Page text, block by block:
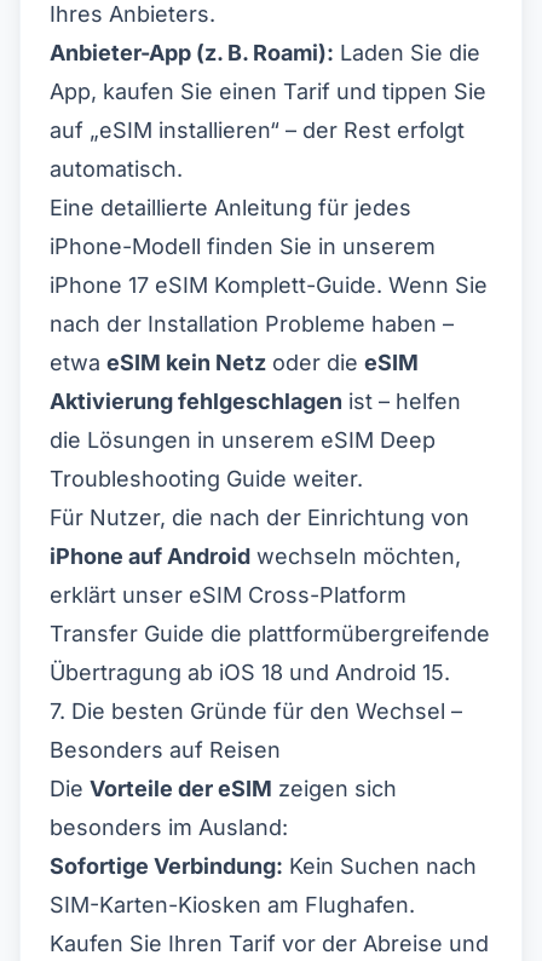
Ihres Anbieters.
Anbieter-App (z. B. Roami): Laden Sie die
App, kaufen Sie einen Tarif und tippen Sie
auf „eSIM installieren“ – der Rest erfolgt
automatisch.
Eine detaillierte Anleitung für jedes
iPhone-Modell finden Sie in unserem
iPhone 17 eSIM Komplett-Guide. Wenn Sie
nach der Installation Probleme haben –
etwa eSIM kein Netz oder die eSIM
Aktivierung fehlgeschlagen ist – helfen
die Lösungen in unserem eSIM Deep
Troubleshooting Guide weiter.
Für Nutzer, die nach der Einrichtung von
iPhone auf Android wechseln möchten,
erklärt unser eSIM Cross-Platform
Transfer Guide die plattformübergreifende
Übertragung ab iOS 18 und Android 15.
7. Die besten Gründe für den Wechsel –
Besonders auf Reisen
Die Vorteile der eSIM zeigen sich
besonders im Ausland:
Sofortige Verbindung: Kein Suchen nach
SIM-Karten-Kiosken am Flughafen.
Kaufen Sie Ihren Tarif vor der Abreise und